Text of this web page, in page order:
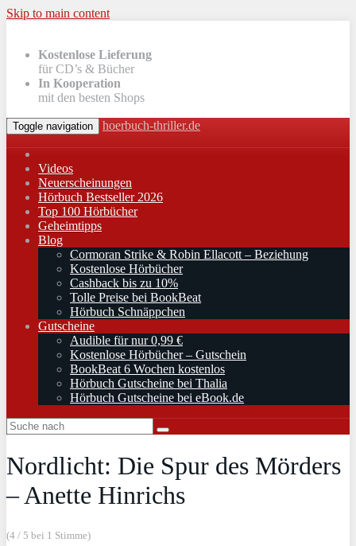
Skip to main content
Kostenlose Lieferung
für CD’s & Bücher
In Kooperation
mit den besten Shops
Toggle navigation hoerbuch-thriller.de
Videos
Neuerscheinungen
Hörbuch Bestseller 2026
Top 100 Hörbücher
Geheimtipps
Blog
Cormoran Strike & Robin Ellacott – Beziehung
Kostenlose Hörbücher
Cashback bis zu 10%
Tolle Preise bei BookBeat
Hörbuch Schnäppchen
Gutscheine
Audible für nur 0,99 €
Kostenlose Hörbücher – Gutschein
BookBeat 6 Wochen kostenlos
Hörbuch Gutscheine bei Thalia
Hörbuch Gutscheine bei eBook.de
Nordlicht: Die Spur des Mörders
– Anette Hinrichs
(4 / 5 bei 1 Stimme)